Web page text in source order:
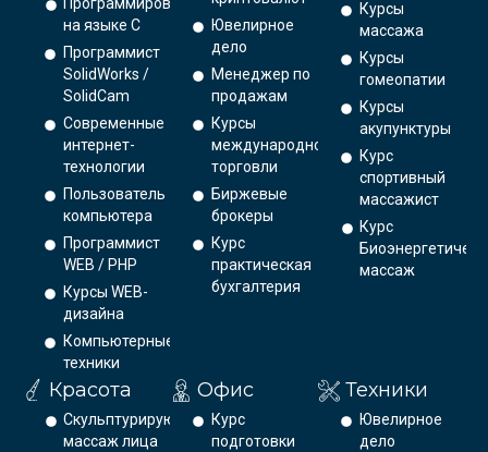
на языке С
Программист
SolidWorks /
SolidCam
Современные
интернет-
технологии
Пользователь
компьютера
Программист
WEB / PHP
Курсы WEB-
дизайна
Компьютерные
техники
Ювелирное
дело
Менеджер по
продажам
Курсы
международной
торговли
Биржевые
брокеры
Курс
практическая
бухгалтерия
Курсы
массажа
Курсы
гомеопатии
Курсы
акупунктуры
Курс
спортивный
массажист
Курс
массаж
Красота
Скульптурирующий
массаж лица
Офис
Курс
подготовки
Техники
Ювелирное
дело